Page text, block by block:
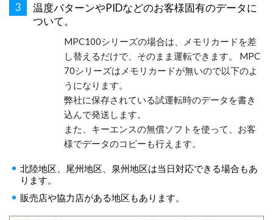
3
温度パターンやPIDなどのお客様固有のデータに
ついて。
MPC100シリーズの場合は、メモリカードを差
し替えるだけで、そのまま運転できます。 MPC
70シリーズはメモリカードが無いので以下のよ
うになります。
弊社に保存されている試運転時のデータを書き
込んで発送します。
また、キーエンスの無償ソフトを使って、お客
様でデータのコピーも行えます。
北陸地区、尾州地区、泉州地区は当日対応できる場合もあ
ります。
販売店や協力店がある地区もあります。